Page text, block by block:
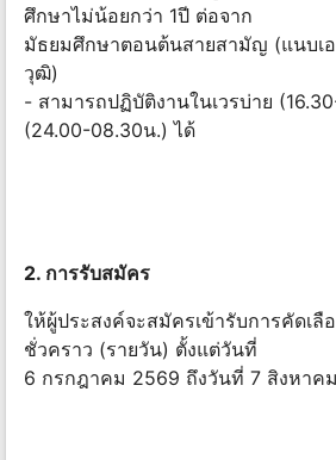
ศึกษาไม่น้อยกว่า 1ปี ต่อจาก
มัธยมศึกษาตอนต้นสายสามัญ (แนบเ
วุฒิ)
- สามารถปฏิบัติงานในเวรบ่าย
(24.00-08.30น.) ได้
2. การรับสมัคร
ให้ผู้ประสงค์จะสมัครเข้ารับการคัดเลื
ชั่วคราว (รายวัน) ตั้งแต่วันที่
6 กรกฎาคม 2569 ถึงวันที่ 7 สิงหาค